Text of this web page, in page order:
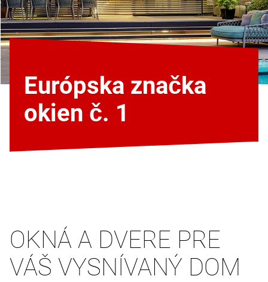
Európska značka
okien č. 1
OKNÁ A DVERE PRE
VÁŠ VYSNÍVANÝ DOM